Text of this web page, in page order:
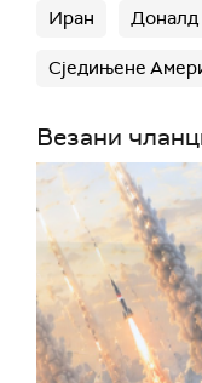
представници
до "позитивних
Иран Доналд
Сједињене
Везани